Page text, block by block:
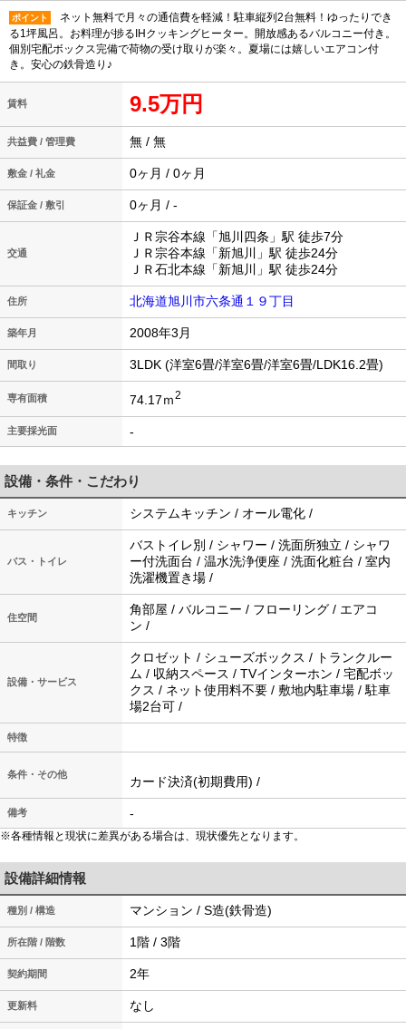
ポイント
ネット無料で月々の通信費を軽減！駐車縦列2台無料！ゆったりでき
る1坪風呂。お料理が捗るIHクッキングヒーター。開放感あるバルコニー付き。
個別宅配ボックス完備で荷物の受け取りが楽々。夏場には嬉しいエアコン付
き。安心の鉄骨造り♪
賃料 9.5万円
共益費 / 管理費 無 / 無
敷金 / 礼金 0ヶ月 / 0ヶ月
保証金 / 敷引 0ヶ月 / -
交通
ＪＲ宗谷本線「旭川四条」駅 徒歩7分
ＪＲ宗谷本線「新旭川」駅 徒歩24分
ＪＲ石北本線「新旭川」駅 徒歩24分
住所 北海道旭川市六条通１９丁目
築年月 2008年3月
間取り 3LDK (洋室6畳/洋室6畳/洋室6畳/LDK16.2畳)
専有面積 74.17ｍ2
主要採光面 -
設備・条件・こだわり
キッチン システムキッチン / オール電化 /
バス・トイレ
バストイレ別 / シャワー / 洗面所独立 / シャワ
ー付洗面台 / 温水洗浄便座 / 洗面化粧台 / 室内
洗濯機置き場 /
住空間
角部屋 / バルコニー / フローリング / エアコ
ン /
設備・サービス
クロゼット / シューズボックス / トランクルー
ム / 収納スペース / TVインターホン / 宅配ボッ
クス / ネット使用料不要 / 敷地内駐車場 / 駐車
場2台可 /
特徴
条件・その他 カード決済(初期費用) /
備考 -
※各種情報と現状に差異がある場合は、現状優先となります。
設備詳細情報
種別 / 構造 マンション / S造(鉄骨造)
所在階 / 階数 1階 / 3階
契約期間 2年
更新料 なし